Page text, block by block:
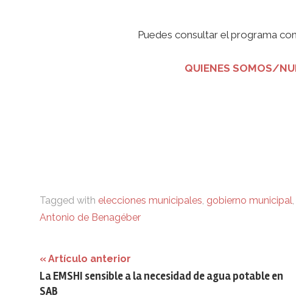
Puedes consultar el programa
QUIENES SOMOS/
Tagged with elecciones municipales gobierno municipal
Antonio de Benagéber
Navegación
de
Artículo anterior
La EMSHI sensible a la necesidad de agua potable en
SAB